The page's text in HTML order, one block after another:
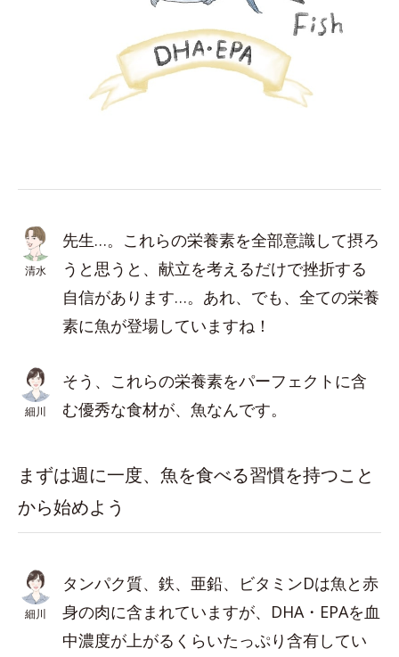
清水
先生…。これらの栄養素を全部意識して摂ろ
うと思うと、献立を考えるだけで挫折する
自信があります…。あれ、でも、全ての栄養
素に魚が登場していますね！
細川
そう、これらの栄養素をパーフェクトに含
む優秀な食材が、魚なんです。
まずは週に一度、魚を食べる習慣を持つこと
から始めよう
細川
タンパク質、鉄、亜鉛、ビタミンDは魚と赤
身の肉に含まれていますが、DHA・EPAを血
中濃度が上がるくらいたっぷり含有してい